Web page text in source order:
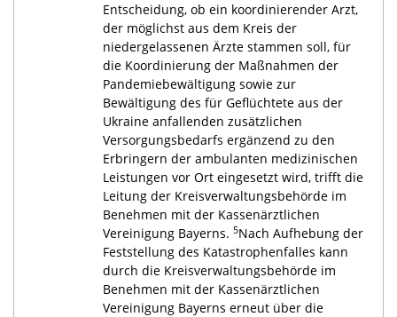
Entscheidung, ob ein koordinierender Arzt,
der möglichst aus dem Kreis der
niedergelassenen Ärzte stammen soll, für
die Koordinierung der Maßnahmen der
Pandemiebewältigung sowie zur
Bewältigung des für Geflüchtete aus der
Ukraine anfallenden zusätzlichen
Versorgungsbedarfs ergänzend zu den
Erbringern der ambulanten medizinischen
Leistungen vor Ort eingesetzt wird, trifft die
Leitung der Kreisverwaltungsbehörde im
Benehmen mit der Kassenärztlichen
Vereinigung Bayerns. 5Nach Aufhebung der
Feststellung des Katastrophenfalles kann
durch die Kreisverwaltungsbehörde im
Benehmen mit der Kassenärztlichen
Vereinigung Bayerns erneut über die